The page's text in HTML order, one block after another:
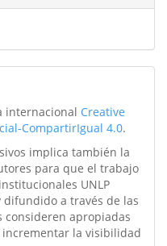
internacional Creative
CompartirIgual 4.0.
implica también la
para que el trabajo
UNLP
difundido a través de las
consideren apropiadas
la visibilidad